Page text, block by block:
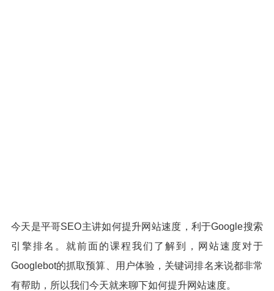
今天是平哥SEO主讲如何提升网站速度，利于Google搜索
引擎排名。就前面的课程我们了解到，网站速度对于
Googlebot的抓取预算、用户体验，关键词排名来说都非常
有帮助，所以我们今天就来聊下如何提升网站速度。